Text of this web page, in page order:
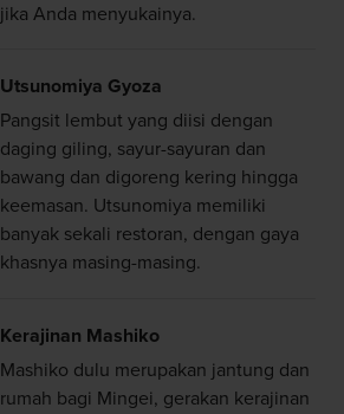
jika Anda menyukainya.
Utsunomiya Gyoza
Pangsit lembut yang diisi dengan
daging giling, sayur-sayuran dan
bawang dan digoreng kering hingga
keemasan. Utsunomiya memiliki
banyak sekali restoran, dengan gaya
khasnya masing-masing.
Kerajinan Mashiko
Mashiko dulu merupakan jantung dan
rumah bagi Mingei, gerakan kerajinan